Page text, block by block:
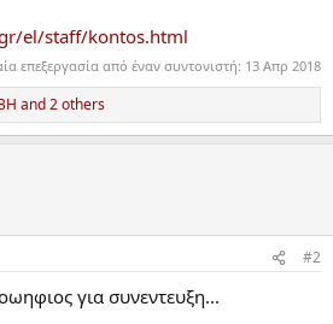
el/staff/kontos.html
επεξεργασία από έναν συντονιστή: 13 Απρ 2018
and 2 others
#2
για συνεντευξη...